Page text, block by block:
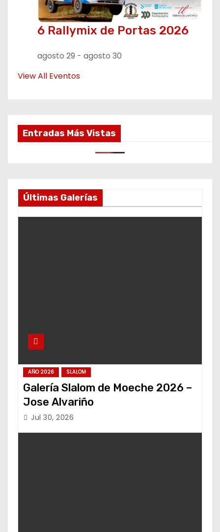
6 Rallymix de Portas 2026
agosto 29 - agosto 30
View All Eventos
Entradas Más Vistas
Últimas Galerías
AÑO 2026 SLALOM
Galería Slalom de Moeche 2026 –
Jose Alvariño
Jul 30, 2026